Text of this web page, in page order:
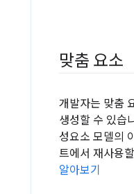
맞춤 요소
개발자는 맞춤
생성할 수 있습
성요소 모델의
트에서 재사용
알아보기